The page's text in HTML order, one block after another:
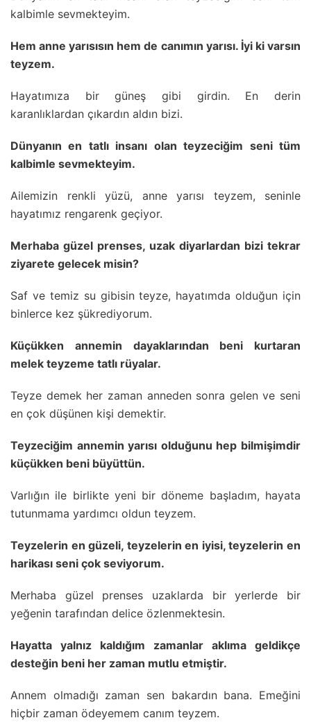
kalbimle sevmekteyim.
Hem anne yarısısın hem de canımın yarısı. İyi ki varsın
teyzem.
Hayatımıza bir güneş gibi girdin. En derin
karanlıklardan çıkardın aldın bizi.
Dünyanın en tatlı insanı olan teyzeciğim seni tüm
kalbimle sevmekteyim.
Ailemizin renkli yüzü, anne yarısı teyzem, seninle
hayatımız rengarenk geçiyor.
Merhaba güzel prenses, uzak diyarlardan bizi tekrar
ziyarete gelecek misin?
Saf ve temiz su gibisin teyze, hayatımda olduğun için
binlerce kez şükrediyorum.
Küçükken annemin dayaklarından beni kurtaran
melek teyzeme tatlı rüyalar.
Teyze demek her zaman anneden sonra gelen ve seni
en çok düşünen kişi demektir.
Teyzeciğim annemin yarısı olduğunu hep bilmişimdir
küçükken beni büyüttün.
Varlığın ile birlikte yeni bir döneme başladım, hayata
tutunmama yardımcı oldun teyzem.
Teyzelerin en güzeli, teyzelerin en iyisi, teyzelerin en
harikası seni çok seviyorum.
Merhaba güzel prenses uzaklarda bir yerlerde bir
yeğenin tarafından delice özlenmektesin.
Hayatta yalnız kaldığım zamanlar aklıma geldikçe
desteğin beni her zaman mutlu etmiştir.
Annem olmadığı zaman sen bakardın bana. Emeğini
hiçbir zaman ödeyemem canım teyzem.